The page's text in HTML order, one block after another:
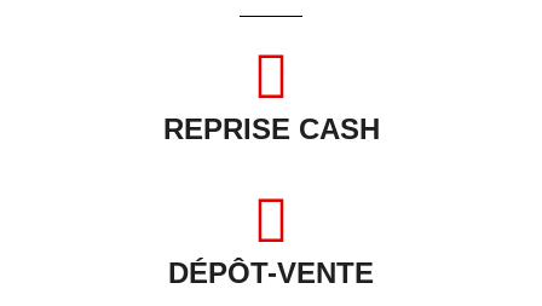
REPRISE CASH
DÉPÔT-VENTE